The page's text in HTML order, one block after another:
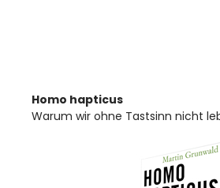
Homo hapticus
Warum wir ohne Tastsinn nicht